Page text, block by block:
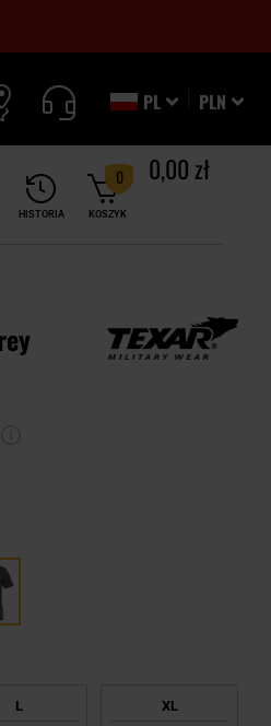
PLN
PL
HISTORIA KOSZYK
0 0,00 zł
L
XL